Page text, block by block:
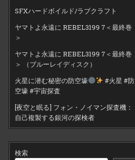
SFXハードボイルド/ラブクラフト
ヤマトよ永遠に REBEL3199 7＜最終巻
＞
ヤマトよ永遠に REBEL3199 7＜最終巻
＞ （ブルーレイディスク）
火星に潜む秘密の防空壕
#火星 #防
空壕 #宇宙探査
[夜空と眠る] フォン・ノイマン探査機：
自己複製する銀河の探検者
検索